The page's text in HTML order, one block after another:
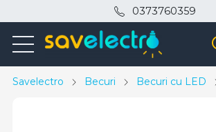
0373760359
Savelectro Becuri Becuri cu LED